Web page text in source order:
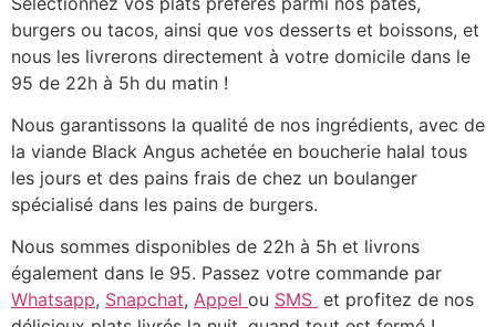
burgers ou tacos, ainsi que vos desserts et boissons, et
nous les livrerons directement à votre domicile dans le
95 de 22h à 5h du matin !
Nous garantissons la qualité de nos ingrédients, avec de
la viande Black Angus achetée en boucherie halal tous
les jours et des pains frais de chez un boulanger
spécialisé dans les pains de burgers.
Nous sommes disponibles de 22h à 5h et livrons
également dans le 95. Passez votre commande par
Whatsapp, Snapchat, Appel ou SMS et profitez de nos